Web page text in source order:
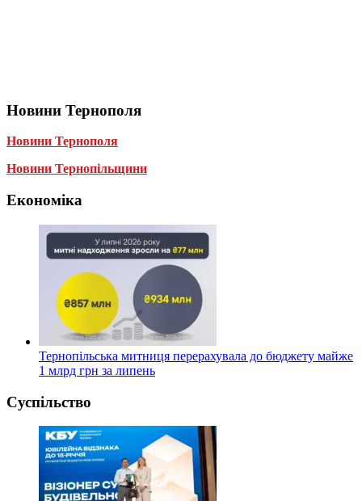
Новини Тернополя
Новини Тернополя
Новини Тернопільщини
Економіка
Тернопільська митниця перерахувала до бюджету майже
1 млрд грн за липень
Суспільство